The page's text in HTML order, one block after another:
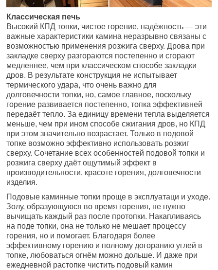
Классическая печь
Высокий КПД топки, чистое горение, надёжность — эти
важные характеристики камина неразрывно связаны с
возможностью применения розжига сверху. Дрова при
закладке сверху разгораются постепенно и сгорают
медленнее, чем при классическом способе закладки
дров. В результате конструкция не испытывает
термического удара, что очень важно для
долговечности топки, но, самое главное, поскольку
горение развивается постепенно, топка эффективней
передаёт тепло. За единицу времени тепла выделяется
меньше, чем при ином способе сжигания дров, но КПД
при этом значительно возрастает. Только в подовой
топке возможно эффективно использовать розжиг
сверху. Сочетание всех особенностей подовой топки и
розжига сверху даёт ощутимый эффект в
производительности, красоте горения, долговечности
изделия.
Подовые каминные топки проще в эксплуатаци и уходе.
Золу, образующуюся во время горения, не нужно
вычищать каждый раз после протопки. Накапливаясь
на поде топки, она не только не мешает процессу
горения, но и помогает. Благодаря более
эффективному горению и полному догоранию углей в
топке, любоваться огнём можно дольше. И даже при
ежедневной растопке чистить подовый камин